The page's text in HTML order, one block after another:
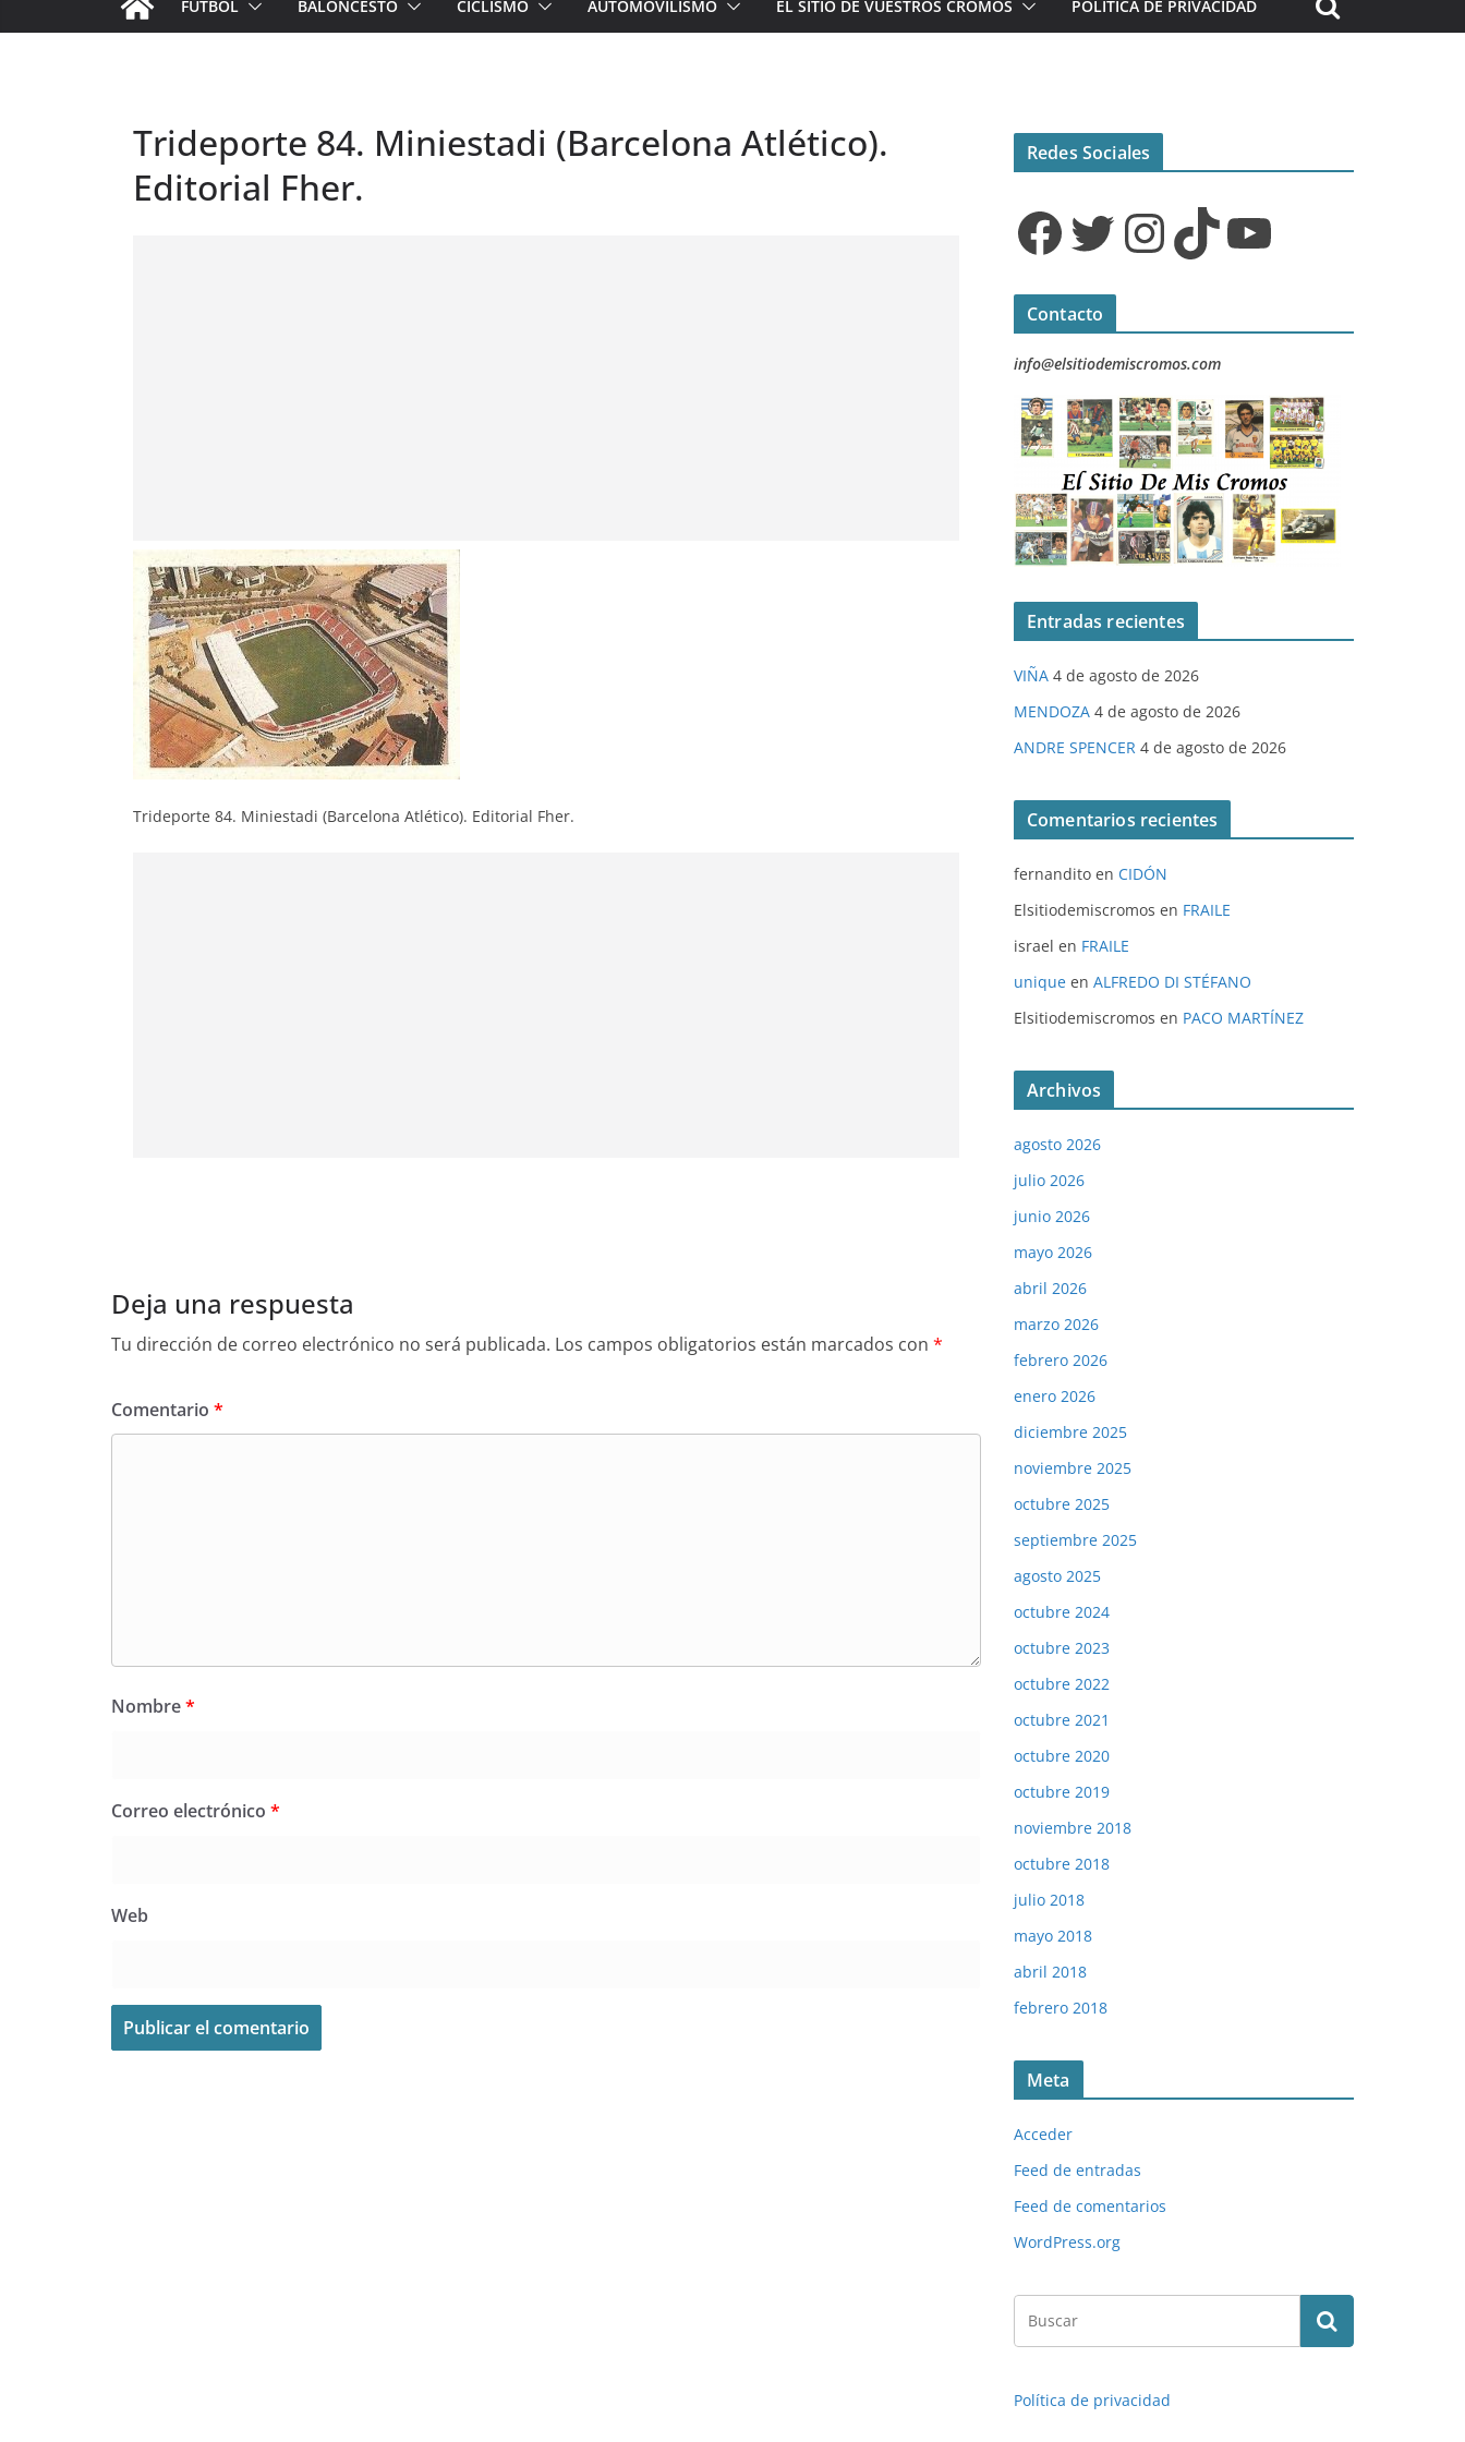
FÚTBOL BALONCESTO CICLISMO AUTOMOVILISMO EL SITIO DE VUESTROS CROMOS POLÍTICA DE PRIVACIDAD
Trideporte 84. Miniestadi (Barcelona Atlético).
Editorial Fher.
Trideporte 84. Miniestadi (Barcelona Atlético). Editorial Fher.
Deja una respuesta
Tu dirección de correo electrónico no será publicada. Los campos obligatorios están marcados con *
Comentario *
Nombre*
Correo electrónico *
Web
Redes Sociales
Facebook Twitter InstagramTikTok YouTube
Contacto
info@elsitiodemiscromos.com
Entradas recientes
VIÑA 4 de agosto de 2026
MENDOZA 4 de agosto de 2026
ANDRE SPENCER 4 de agosto de 2026
Comentarios recientes
fernandito en CIDÓN
Elsitiodemiscromos en FRAILE
israel en FRAILE
unique en ALFREDO DI STÉFANO
Elsitiodemiscromos en PACO MARTÍNEZ
Archivos
agosto 2026
julio 2026
junio 2026
mayo 2026
abril 2026
marzo 2026
febrero 2026
enero 2026
diciembre 2025
noviembre 2025
octubre 2025
septiembre 2025
agosto 2025
octubre 2024
octubre 2023
octubre 2022
octubre 2021
octubre 2020
octubre 2019
noviembre 2018
octubre 2018
julio 2018
mayo 2018
abril 2018
febrero 2018
Meta
Acceder
Feed de entradas
Feed de comentarios
WordPress.org
Política de privacidad